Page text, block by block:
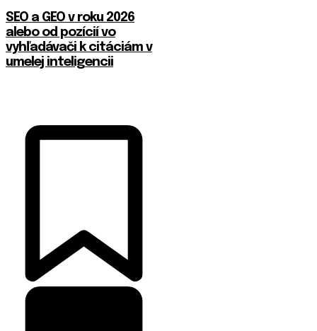
SEO a GEO v roku 2026
alebo od pozícií vo
vyhľadávači k citáciám v
umelej inteligencii